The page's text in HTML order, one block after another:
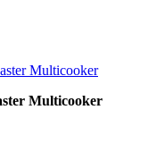
Multicooker